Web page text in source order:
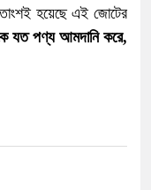
হয়েছে এই জোটের
যত পণ্য আমদানি করে,